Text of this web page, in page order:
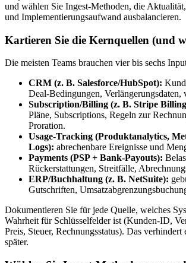
und wählen Sie Ingest‑Methoden, die
und Implementierungsaufwand ausbalancieren.
Kartieren Sie die Kernquellen (und
Die meisten Teams brauchen vier bis sechs
CRM (z. B. Salesforce/HubSpot):
Deal‑Bedingungen, Verlängerungsdaten,
Subscription/Billing (z. B. Stripe
Pläne, Subscriptions, Regeln zur
Proration.
Usage‑Tracking (Produktanalytics,
Logs): abrechenbare Ereignisse und
Payments (PSP + Bank‑Payouts):
Rückerstattungen, Streitfälle,
ERP/Buchhaltung (z. B. NetSuite):
Gutschriften,
Dokumentieren Sie für jede Quelle, welches
Wahrheit für Schlüsselfelder ist (Kunden‑ID,
Preis, Steuer, Rechnungsstatus). Das verhindert
später.